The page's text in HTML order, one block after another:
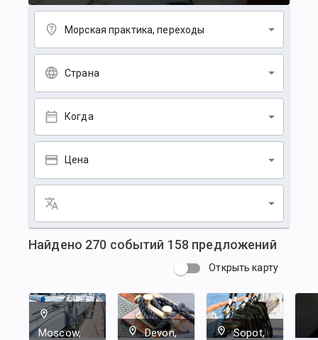
Морская практика, переходы
Страна
Когда
Цена
Найдено 270 событий 158 предложений
Открыть карту
Moscow,
Devon,
Sopot,